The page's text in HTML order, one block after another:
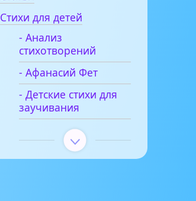
Стихи для детей
- Анализ
стихотворений
- Афанасий Фет
- Детские стихи для
заучивания